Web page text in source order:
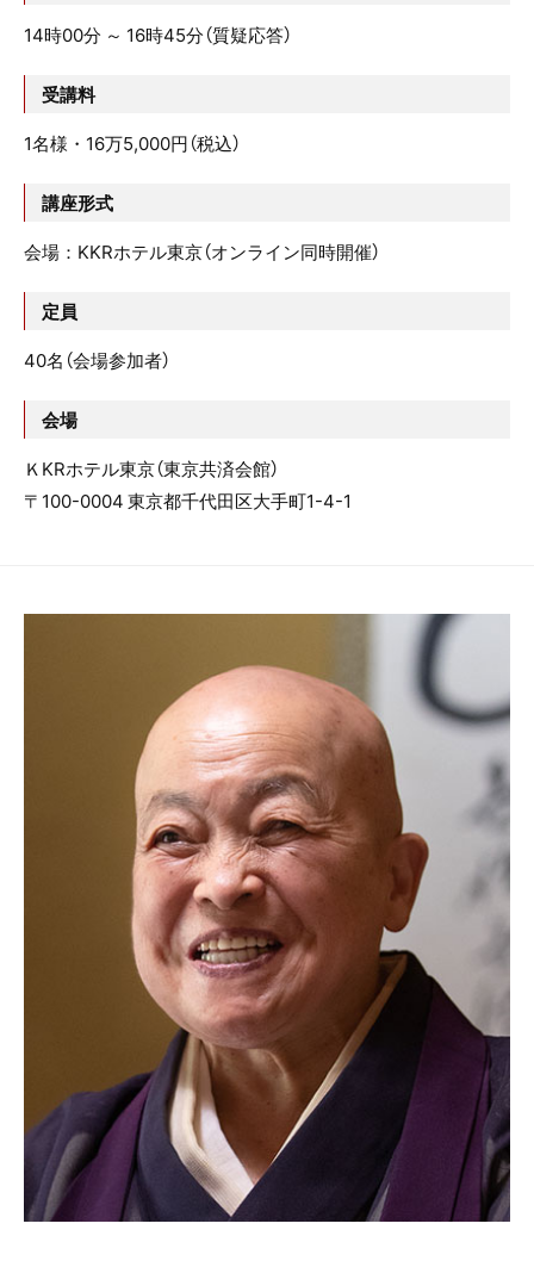
14時00分 ～ 16時45分（質疑応答）
受講料
1名様・16万5,000円（税込）
講座形式
会場：KKRホテル東京（オンライン同時開催）
定員
40名（会場参加者）
会場
ＫKRホテル東京（東京共済会館）
〒100-0004 東京都千代田区大手町1-4-1